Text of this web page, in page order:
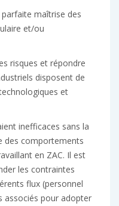
maîtrise des
et/ou
risques et répondre
disposent de
et
inefficaces sans la
des comportements
en ZAC. Il est
les contraintes
flux (personnel
associés pour adopter